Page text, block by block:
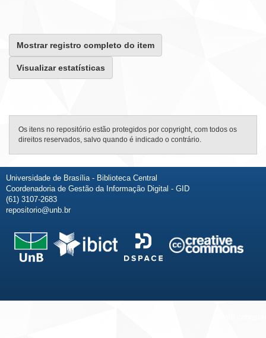
Mostrar registro completo do item
Visualizar estatísticas
Os itens no repositório estão protegidos por copyright, com todos os
direitos reservados, salvo quando é indicado o contrário.
Universidade de Brasília - Biblioteca Central
Coordenadoria de Gestão da Informação Digital - GID
(61) 3107-2683
repositorio@unb.br